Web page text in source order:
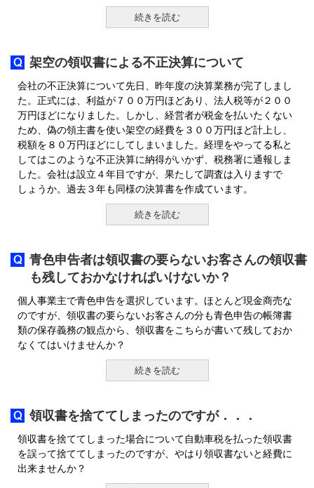
続きを読む
架空の領収書による不正決算について
会社の不正決算について先日、昨年度の決算業務が完了しまし
た。正式には、利益が７００万円ほどあり、法人税等が２００
万円ほどになりました。しかし、経営者が税金を払いたくない
ため、偽の領主書を使い架空の経費を３００万円ほど計上し、
税額を８０万円ほどにしてしまいました。経理をやってる私と
してはこのような不正決算に納得がいかず、税務署に通報しま
した。会社は設立４年目ですが、果たして調査は入りますで
しょうか。過去３年も同様の決算書を作成ています。
続きを読む
青色申告者は領収書の要らないお客さんの領収書
も残しておかなければいけないか？
個人事業主で青色申告を選択しています。ほとんど現金商売な
のですが、領収書の要らないお客さんの分も青色申告の帳簿書
類の保存義務の観点から、領収書をこちらが書いて残しておか
なくてはいけませんか？
続きを読む
領収書を捨ててしまったのですが．．．
領収書を捨ててしまった場合について自動車税を払った領収書
を誤って捨ててしまったのですが、やはり領収書ないと経費に
出来ませんか？